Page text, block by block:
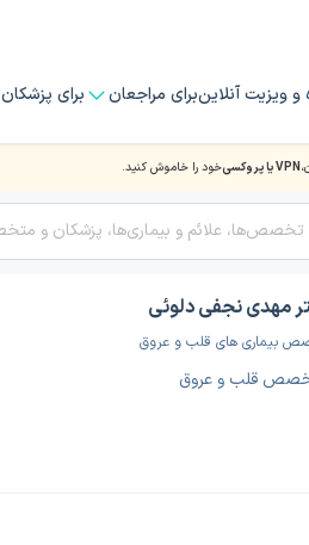
و ویزیت آنلاینبرای مراجعان برای پزشکان
VPN یا پروکسی خود را خاموش کنید. /دکتر قلب و عروق اصفهان/دکتر مهدی نجفی دلوئی
مهدی نجفی دلوئی
بیماری های قلب و عروق
قلب و عروق